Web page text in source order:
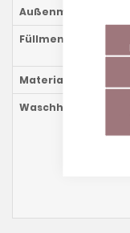
Außenmaß
Füllmenge
Waschhinweise